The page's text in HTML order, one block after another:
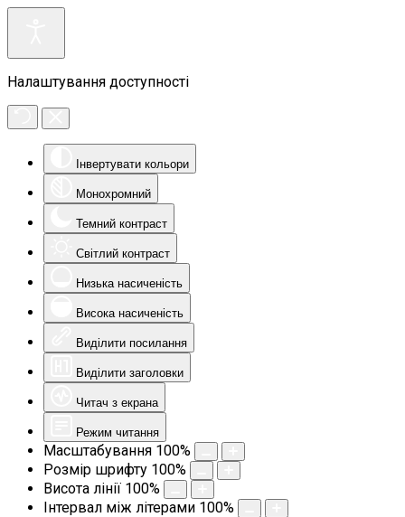
Налаштування доступності
Інвертувати кольори
Монохромний
Темний контраст
Світлий контраст
Низька насиченість
Висока насиченість
Виділити посилання
Виділити заголовки
Читач з екрана
Режим читання
Масштабування 100%
Розмір шрифту 100%
Висота лінії 100%
Інтервал між літерами 100%